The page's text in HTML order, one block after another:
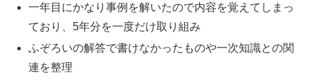
一年目にかなり事例を解いたので内容を覚えてしまっ
ており、5年分を一度だけ取り組み
ふぞろいの解答で書けなかったものや一次知識との関
連を整理